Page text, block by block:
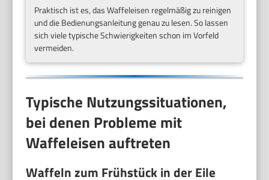
Praktisch ist es, das Waffeleisen regelmäßig zu reinigen
und die Bedienungsanleitung genau zu lesen. So lassen
sich viele typische Schwierigkeiten schon im Vorfeld
vermeiden.
Typische Nutzungssituationen,
bei denen Probleme mit
Waffeleisen auftreten
Waffeln zum Frühstück in der Eile